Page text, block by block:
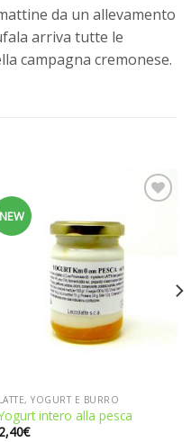
da un allevamento
arriva tutte le
campagna cremonese.
NEW
LATTE, YOGURT E BURRO
intero alla pesca
2,40€